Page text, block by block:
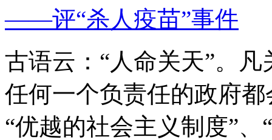
——评“杀人疫苗”事件
古语云：“人命关天”。
任何一个负责任的政府
“优越的社会主义制度”